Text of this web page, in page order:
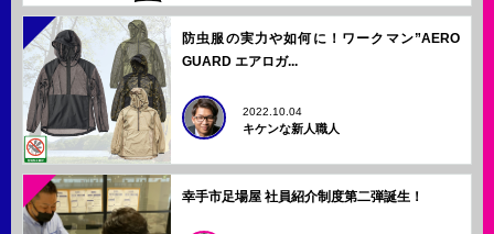
防虫服の実力や如何に！ワークマン”AERO
GUARD エアロガ...
2022.10.04
キケンな新人職人
幸手市足場屋 社員紹介制度第二弾誕生！